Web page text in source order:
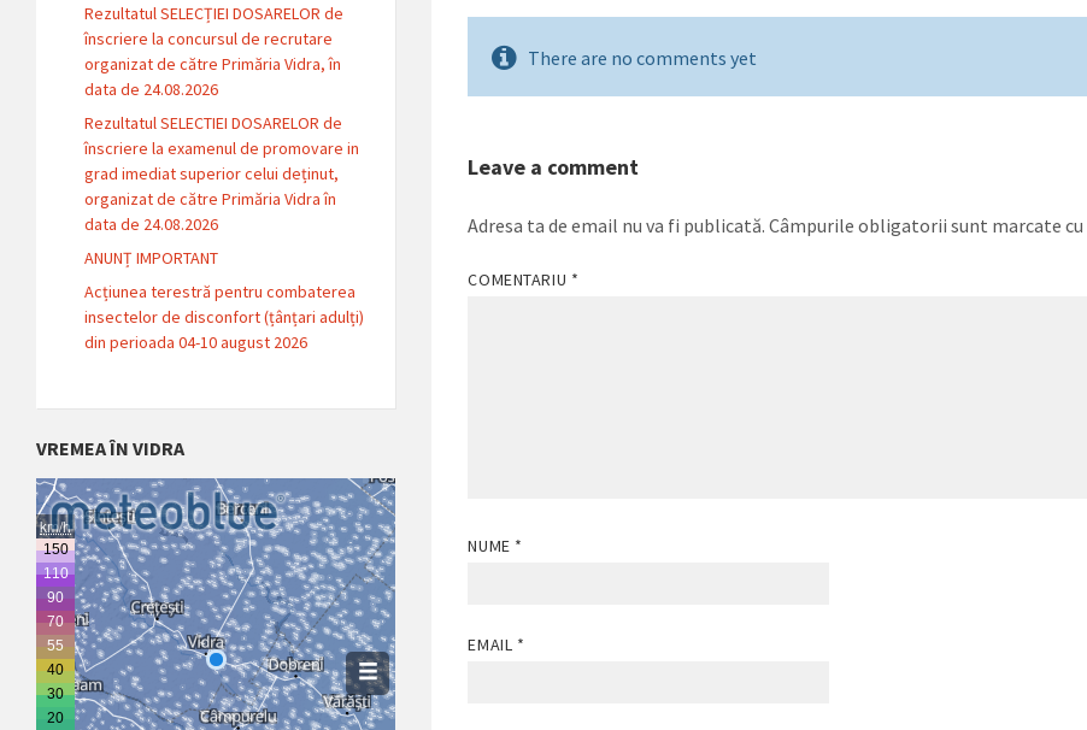
There are no comments yet
Leave a comment
Adresa ta de email nu va fi publicată. Câmpurile obligatorii sunt marcate cu
COMENTARIU *
NUME *
EMAIL *
Rezultatul SELECȚIEI DOSARELOR de
înscriere la concursul de recrutare
organizat de către Primăria Vidra, în
data de 24.08.2026
Rezultatul SELECTIEI DOSARELOR de
înscriere la examenul de promovare in
grad imediat superior celui deținut,
organizat de către Primăria Vidra în
data de 24.08.2026
ANUNȚ IMPORTANT
Acțiunea terestră pentru combaterea
insectelor de disconfort (țânțari adulți)
din perioada 04-10 august 2026
VREMEA ÎN VIDRA